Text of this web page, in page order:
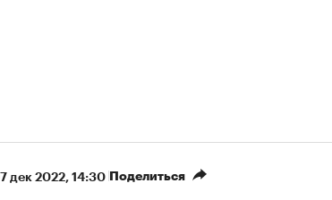
дек 2022, 14:30 Поделиться